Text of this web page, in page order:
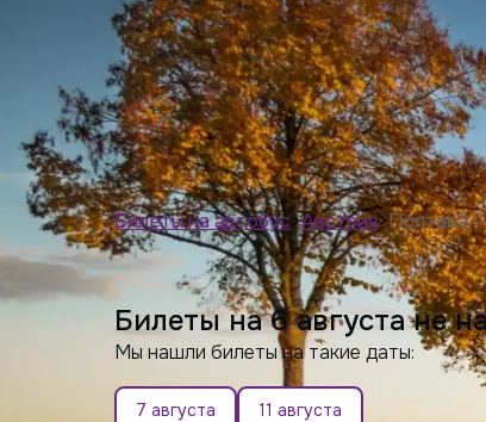
Билеты на автобус>Австрия>Полтава -
Билеты на 6 августа не
Мы нашли билеты на такие даты:
7 августа 11 августа